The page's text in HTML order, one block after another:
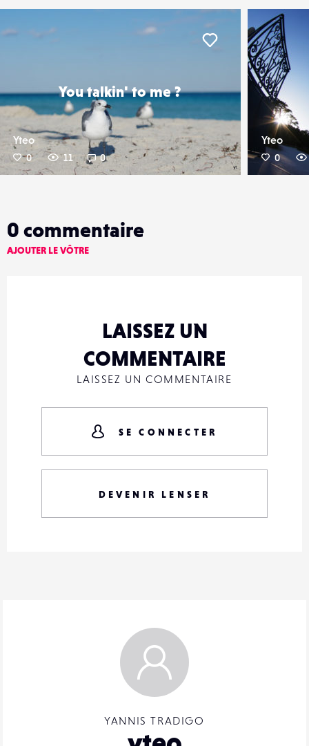
You talkin' to me ?
Yteo
0 11 0
Liker
Yteo
0
YANNIS TRADIGO
0 commentaire
AJOUTER LE VÔTRE
LAISSEZ UN
COMMENTAIRE
LAISSEZ UN COMMENTAIRE
SE CONNECTER
DEVENIR LENSER